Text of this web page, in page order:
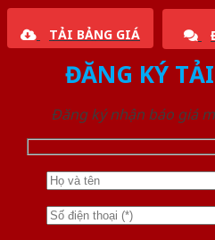
TẢI BẢNG GIÁ
ĐĂNG KÝ
Đăng ký nhận báo giá